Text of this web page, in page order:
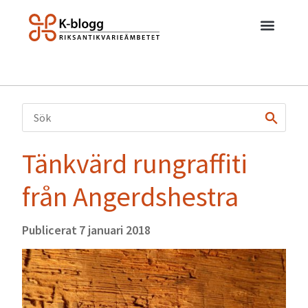
Tänkvärd rungraffiti
från Angerdshestra
Publicerat 7 januari 2018